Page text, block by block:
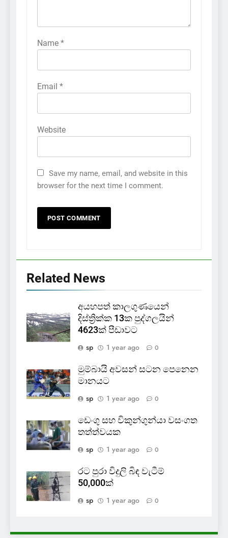
Name *
Email *
Website
Save my name, email, and website in this
browser for the next time I comment.
Related News
අයහපත් කාලගුණයෙන්
දිස්ත්‍රික්ක 13ක පුද්ගලයින්
4623ක් පීඩාවට
sp
1 year ago 0
මුම්බායි අවසන් සටන පෙනෙන
මානයට
sp
1 year ago 0
ඩෙංගු සහ විකුන්ගුන්යා වසංගත
තත්ත්වයක
sp
1 year ago 0
රට පුරා විදුලි බිඳ වැටීම්
50,000ක්
sp
1 year ago 0